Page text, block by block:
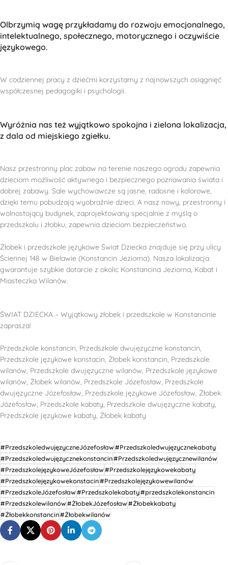
Olbrzymią wagę przykładamy do rozwoju emocjonalnego,
intelektualnego, społecznego, motorycznego i oczywiście
językowego.
W codziennej pracy z dziećmi korzystamy z najnowszych osiągnięć
współczesnej pedagogiki i psychologii.
Wyróżnia nas też wyjątkowo spokojna i zielona lokalizacja,
z dala od miejskiego zgiełku.
Nasz przestronny plac zabaw na terenie naszego ogrodu zapewnia
dzieciom możliwość aktywnego i bezpiecznego poznawania świata i
dobrej zabawy. Sale wychowawcze są jasne, radosne i kolorowe,
dzięki temu pobudzają wyobraźnie dzieci. A nasz nowy, przestronny i
wolnostojący budynek, zaprojektowany specjalnie z myślą o
przedszkolu i żłobku, zapewnia dzieciom bezpieczeństwo.
Żłobek i przedszkole językowe Świat Dziecka znajduje się przy ulicy
Ściennej 148 w Bielawie (Konstancin Jeziorna). Nasza lokalizacja
gwarantuje szybkie dotarcie z okolic Konstancina Jeziorna, Kabat i
Miasteczka Wilanów.
ŚWIAT DZIECKA – Wyjątkowy żłobek i przedszkole w Konstancinie
zaprasza!
Przedszkole konstancin, Przedszkole dwujęzyczne konstancin,
Przedszkole językowe konstacin, Żłobek konstancin, Przedszkole
wilanów, Przedszkole dwujęzyczne wilanów, Przedszkole językowe
wilanów, Żłobek wilanów, Przedszkole Józefosław, Przedszkole
dwujęzyczne Józefosław, Przedszkole językowe Józefosław, Żłobek
Józefosław, Przedszkole kabaty, Przedszkole dwujęzyczne kabaty,
Przedszkole językowe kabaty, Żłobek kabaty
#PrzedszkoledwujęzyczneJózefosław#Przedszkoledwujęzycznekabaty
#Przedszkoledwujęzycznekonstancin#Przedszkoledwujęzycznewilanów
#PrzedszkolejęzykoweJózefosław#Przedszkolejęzykowekabaty
#Przedszkolejęzykowekonstacin#Przedszkolejęzykowewilanów
#PrzedszkoleJózefosław#Przedszkolekabaty#przedszkolekonstancin
#Przedszkolewilanów#ŻłobekJózefosław#Żłobekkabaty
#Żłobekkonstancin#Żłobekwilanów